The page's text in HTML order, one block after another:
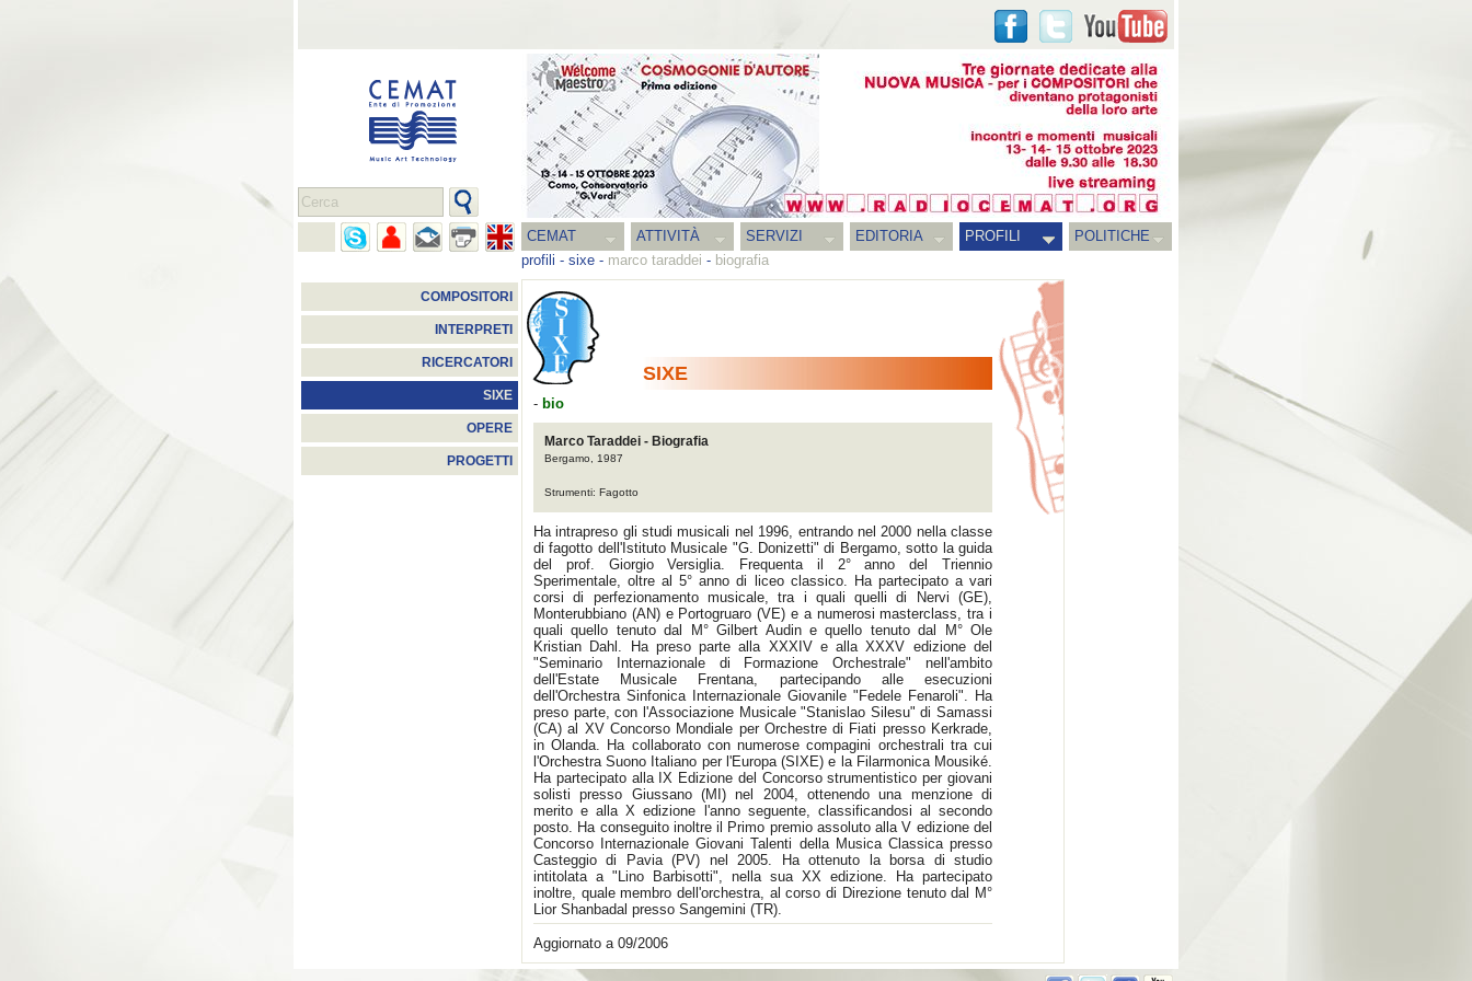
CEMAT ATTIVITÀ SERVIZI EDITORIA PROFILI
POLITICHE
profili - sixe - marco taraddei - biografia
COMPOSITORI
INTERPRETI
RICERCATORI
SIXE
OPERE
PROGETTI
SIXE
- bio
Marco Taraddei - Biografia
Bergamo, 1987
Strumenti: Fagotto
Ha intrapreso gli studi musicali nel 1996, entrando nel 2000 nella classe
di fagotto dell'Istituto Musicale "G. Donizetti" di Bergamo, sotto la guida
del prof. Giorgio Versiglia. Frequenta il 2° anno del Triennio
Sperimentale, oltre al 5° anno di liceo classico. Ha partecipato a vari
corsi di perfezionamento musicale, tra i quali quelli di Nervi (GE),
Monterubbiano (AN) e Portogruaro (VE) e a numerosi masterclass, tra i
quali quello tenuto dal M° Gilbert Audin e quello tenuto dal M° Ole
Kristian Dahl. Ha preso parte alla XXXIV e alla XXXV edizione del
"Seminario Internazionale di Formazione Orchestrale" nell'ambito
dell'Estate Musicale Frentana, partecipando alle esecuzioni
dell'Orchestra Sinfonica Internazionale Giovanile "Fedele Fenaroli". Ha
preso parte, con l'Associazione Musicale "Stanislao Silesu" di Samassi
(CA) al XV Concorso Mondiale per Orchestre di Fiati presso Kerkrade,
in Olanda. Ha collaborato con numerose compagini orchestrali tra cui
l'Orchestra Suono Italiano per l'Europa (SIXE) e la Filarmonica Mousiké.
Ha partecipato alla IX Edizione del Concorso strumentistico per giovani
solisti presso Giussano (MI) nel 2004, ottenendo una menzione di
merito e alla X edizione l'anno seguente, classificandosi al secondo
posto. Ha conseguito inoltre il Primo premio assoluto alla V edizione del
Concorso Internazionale Giovani Talenti della Musica Classica presso
Casteggio di Pavia (PV) nel 2005. Ha ottenuto la borsa di studio
intitolata a "Lino Barbisotti", nella sua XX edizione. Ha partecipato
inoltre, quale membro dell'orchestra, al corso di Direzione tenuto dal M°
Lior Shanbadal presso Sangemini (TR).
Aggiornato a 09/2006